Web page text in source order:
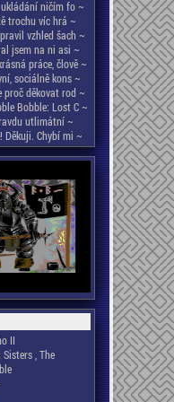
ničím fo ~
trochu víc hrá ~
vzhled šach ~
jsem na ni asi ~
práce, člově ~
sociálně kons ~
proč děkovat rod ~
Bobble: Lost C ~
utlimátní ~
Děkuji. Chybí mi ~
II
, The